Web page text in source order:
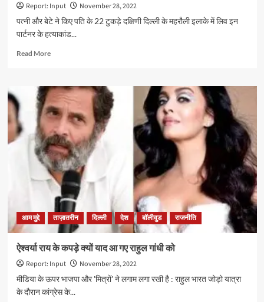
प्रक्रिया
Report: Input
November 28, 2022
पत्नी और बेटे ने किए पति के 22 टुकड़े दक्षिणी दिल्ली के महरौली इलाके में लिव इन
पार्टनर के हत्‍याकांड...
Read MoreRead
दिल्ली
एक
और
श्रद्धा
कांड,
किए
लाश
के
22
टुकड़े
आम मुद्दे ताज़ातरीन दिल्ली देश बॉलीवुड राजनीति
ऐश्वर्या राय के कपड़े क्यों याद आ गए राहुल गांधी को
Report: Input
November 28, 2022
मीडिया के ऊपर भाजपा और 'मित्रों' ने लगाम लगा रखी है : राहुल भारत जोड़ो यात्रा
के दौरान कांग्रेस के...